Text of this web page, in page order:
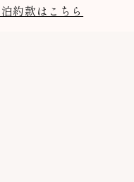
約款はこちら